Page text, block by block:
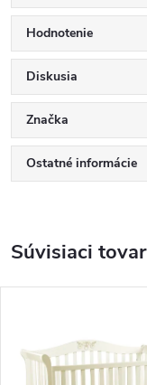
Hodnotenie
Diskusia
Značka
Ostatné informácie
Súvisiaci tovar